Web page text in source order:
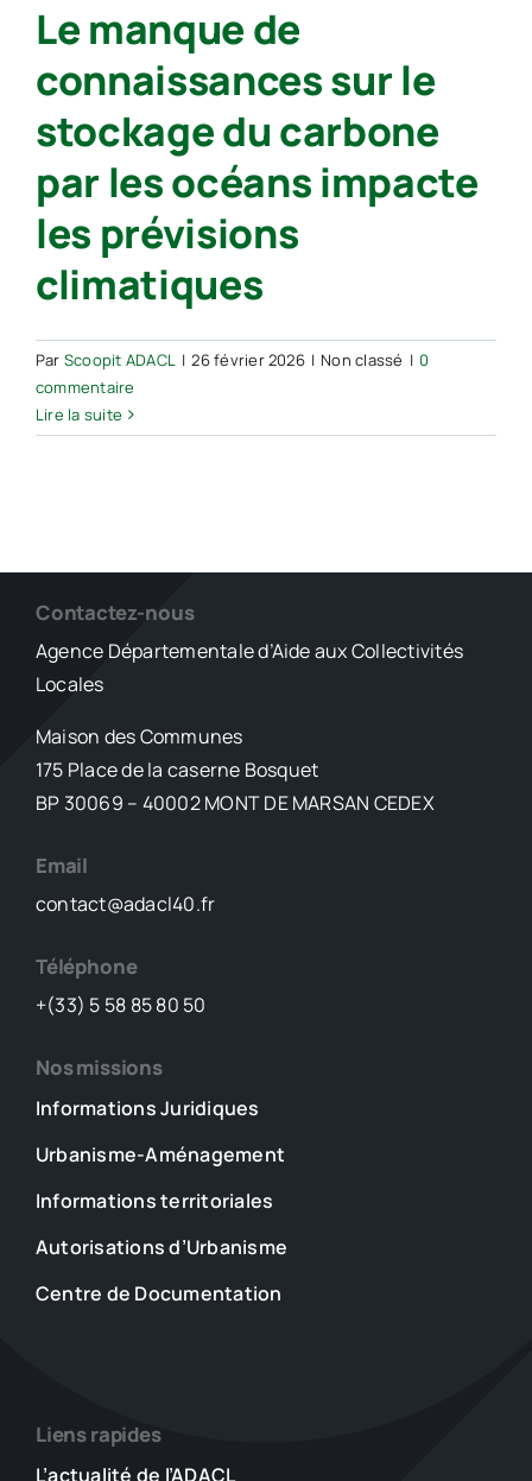
Le manque de
connaissances sur le
stockage du carbone
par les océans impacte
les prévisions
climatiques
Par Scoopit ADACL | 26 février 2026 | Non classé | 0
commentaire
Lire la suite
Contactez-nous
Agence Départementale d’Aide aux Collectivités
Locales
Maison des Communes
175 Place de la caserne Bosquet
BP 30069 – 40002 MONT DE MARSAN CEDEX
Email
contact@adacl40.fr
Téléphone
+(33) 5 58 85 80 50
Nos missions
Informations Juridiques
Urbanisme-Aménagement
Informations territoriales
Autorisations d’Urbanisme
Centre de Documentation
Liens rapides
L’actualité de l’ADACL